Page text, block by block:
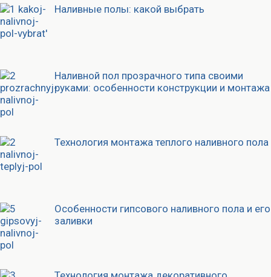
Наливные полы: какой выбрать
Наливной пол прозрачного типа своими
руками: особенности конструкции и монтажа
Технология монтажа теплого наливного пола
Особенности гипсового наливного пола и его
заливки